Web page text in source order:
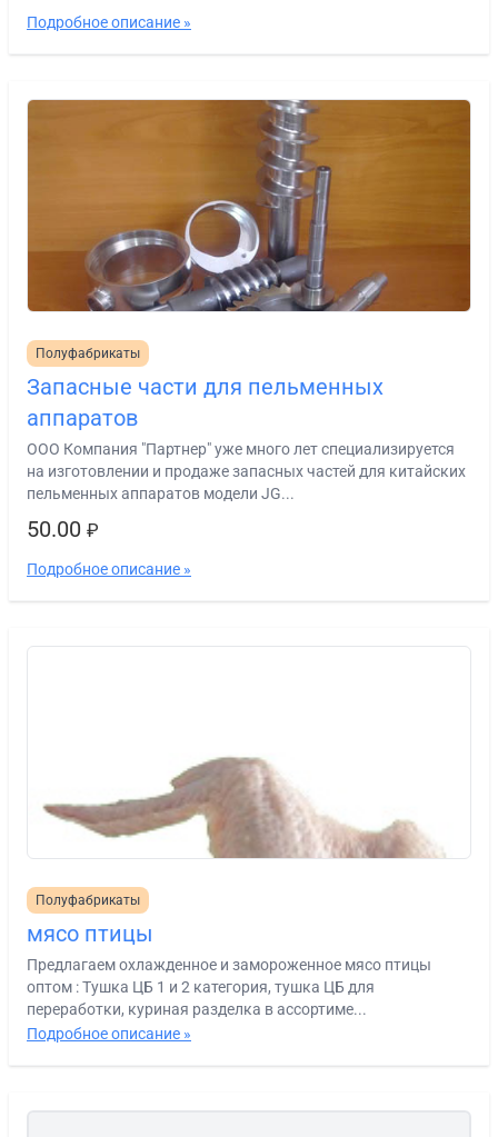
Подробное описание »
Полуфабрикаты
Запасные части для пельменных
аппаратов
ООО Компания "Партнер" уже много лет специализируется
на изготовлении и продаже запасных частей для китайских
пельменных аппаратов модели JG...
50.00 ₽
Подробное описание »
Полуфабрикаты
мясо птицы
Предлагаем охлажденное и замороженное мясо птицы
оптом : Тушка ЦБ 1 и 2 категория, тушка ЦБ для
переработки, куриная разделка в ассортиме...
Подробное описание »